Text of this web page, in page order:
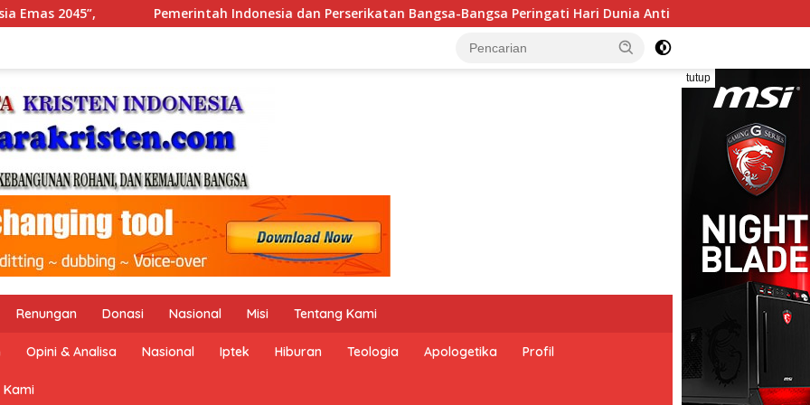
dan Perserikatan Bangsa-Bangsa Peringati Hari Dunia Anti Perdagangan Orang 2026 dengan Komitmen Baru untuk
tutup
Renungan Donasi Nasional Misi Tentang Kami
Opini & Analisa Nasional Iptek Hiburan Teologia Apologetika Profil
Kami